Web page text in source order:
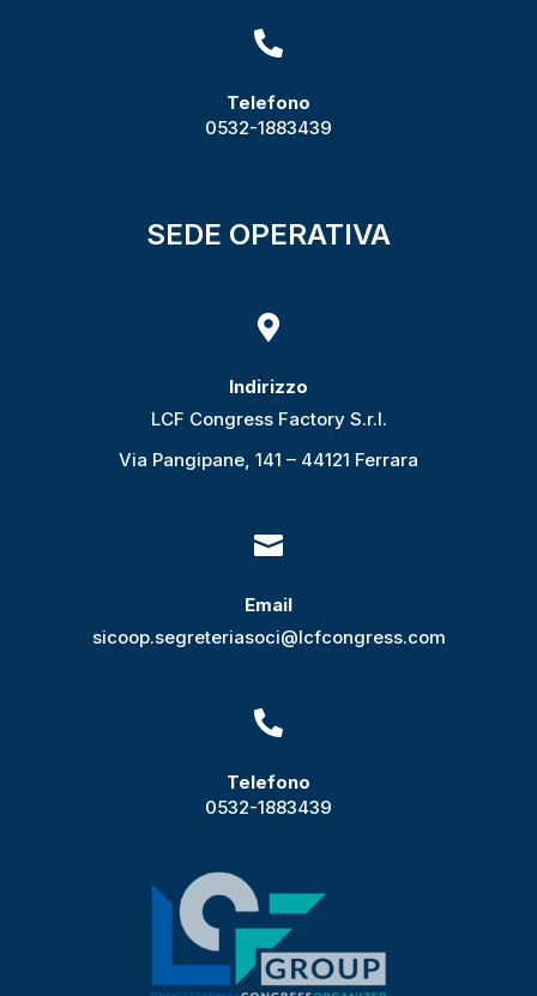

Telefono
0532-1883439
SEDE OPERATIVA

Indirizzo
LCF Congress Factory S.r.l.
Via Pangipane, 141 – 44121 Ferrara

Email
sicoop.segreteriasoci@lcfcongress.com

Telefono
0532-1883439